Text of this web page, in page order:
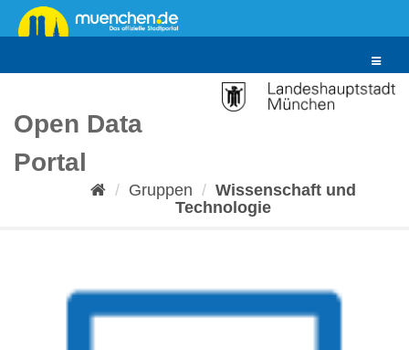
Überspringen
zum
Toggle
Open Data
Portal
Gruppen
Wissenschaft und
Technologie